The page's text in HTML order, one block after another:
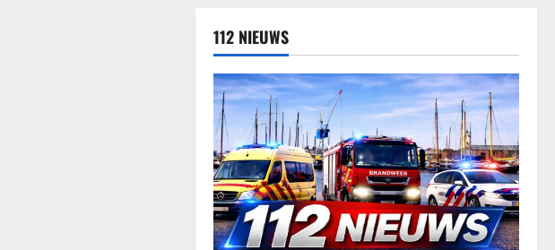
112 NIEUWS